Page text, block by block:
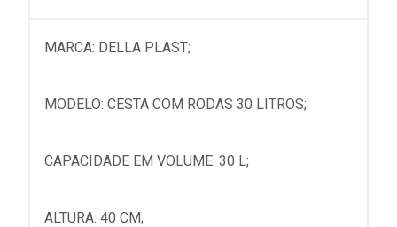
MARCA: DELLA PLAST;
MODELO: CESTA COM RODAS 30 LITROS;
CAPACIDADE EM VOLUME: 30 L;
ALTURA: 40 CM;